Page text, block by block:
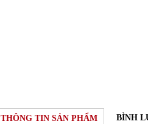
THÔNG TIN SẢN PHẨM BÌNH